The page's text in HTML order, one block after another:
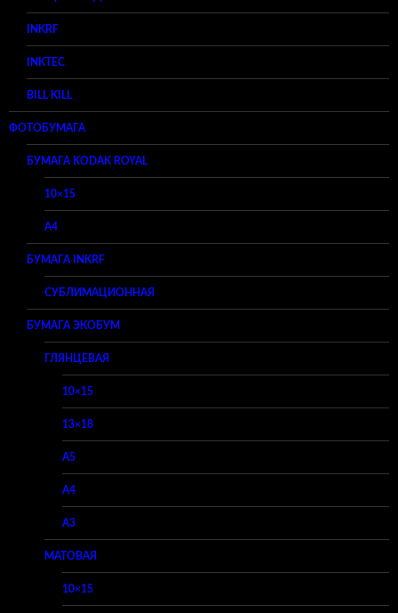
INKRF
INKTEC
BILL KILL
ФОТОБУМАГА
БУМАГА KODAK ROYAL
10×15
A4
БУМАГА INKRF
СУБЛИМАЦИОННАЯ
БУМАГА ЭКОБУМ
ГЛЯНЦЕВАЯ
10×15
13×18
A5
A4
A3
МАТОВАЯ
10×15